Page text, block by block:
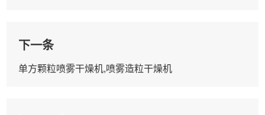
下一条
单方颗粒喷雾干燥机,喷雾造粒干燥机